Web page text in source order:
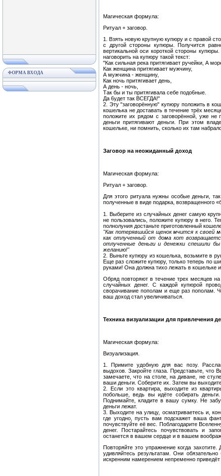
ФОРМА ВХОДА
Магическая формула:
Ритуал + заговор.
1. Взять новую крупную купюру и с правой
с другой стороны купюры. Получится
вертикальной оси короткой стороны
наговорить на купюру такой текст:
"Как сильная река притягивает ручейки, А
Как женщина притягивает мужчину,
А мужчина - женщину,
Как ночь притягивает день,
А день - ночь,
Так бы и ты притягивала себе подо6ные.
Да 6удет так ВСЕГДА!"
2. Эту "заговорённую" купюру положить в
кошелька не доставать в течение трёх
положите их рядом с заговорённой, уже не
деньги притягивают деньги. При этом
кошельке, ни помнить, сколько их там
Заговор на неожиданный доход
Магическая формула:
Ритуал + заговор.
Для этого ритуала нужны особые деньги,
полученные в виде подарка, возвращенного
1. Выберите из случайных денег самую
не пользовались, положите купюру в него.
полнолуния достаньте приготовленный
"Как потерявшийся щенок мчится к своей
как отлученный от дома кот
отлученные деньги и денежки спешили
желанию!"
2. Выньте купюру из кошелька, возьмите в
Еще раз сложите купюру, только теперь по
руками! Она должна тихо лежать в кошельке и
Обряд повторяют в течение трех месяцев
случайных денег. С каждой купюрой
сворачивание пополам и еще раз пополам.
ваш доход стал увеличиваться.
Техника визуализации для привлечения
Магическая формула:
Визуализация.
1. Примите удобную для вас позу.
выдохов. Закройте глаза. Представьте, что
замечаете, что на столе, на диване, не
ваши деньги. Соберите их. Затем вы
2. Если это квартира, выходите из
побольше, ведь вы идёте собирать
Поднимайте, кладите в вашу сумку. Не
деньги лежат.
3. Выходите на улицу, осматриваетесь и,
где угодно, пусть вам подскажет ваша
почувствуйте её вес. Поблагодарите
денег. Постарайтесь почувствовать и
останется в вашем сердце и в вашем
Повторяйте это упражнение когда
удивляйтесь результатам. Они
искренним намерением непременно